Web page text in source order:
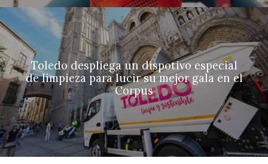
Toledo despliega un dispotivo especial
de limpieza para lucir su mejor gala en el
Corpus